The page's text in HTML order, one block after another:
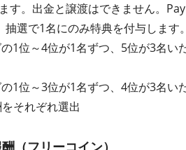
す。出金と譲渡はできません。
選で1名にのみ特典を付与します。
1位～4位が1名ずつ、5位が3名い
1位～3位が1名ずつ、4位が3名い
それぞれ選出